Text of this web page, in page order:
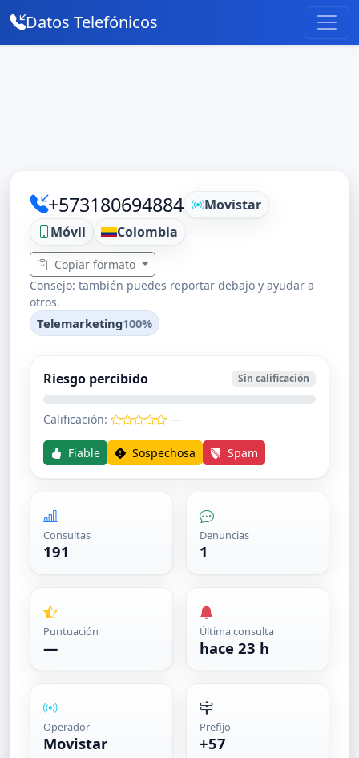
Datos Telefónicos
+573180694884
Movistar
Móvil
Colombia
Copiar formato
Consejo: también puedes reportar debajo y ayudar a
otros.
Telemarketing100%
Riesgo percibido Sin calificación
Calificación: —
Fiable Sospechosa Spam
Consultas
191
Denuncias
1
Puntuación
—
Última consulta
hace 23 h
Operador
Movistar
Prefijo
+57